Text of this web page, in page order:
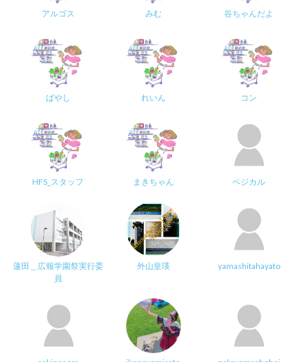
アルゴス みむ 谷ちゃんだよ
ばやし れいん コン
HFS_スタッフ まきちゃん ベジカル
蓮田＿広報学園祭実行委
員
外山皇瑛 yamashitahayato